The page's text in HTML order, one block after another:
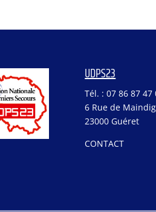
UDPS23
Tél. : 07 86 87 47
6 Rue de
23000 Guéret
CONTACT